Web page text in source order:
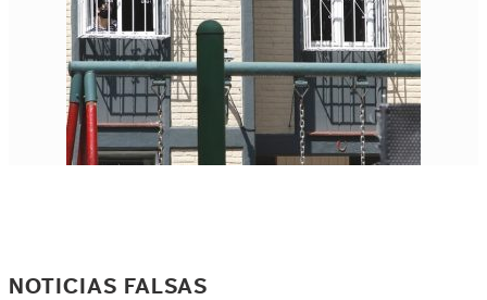
NOTICIAS FALSAS